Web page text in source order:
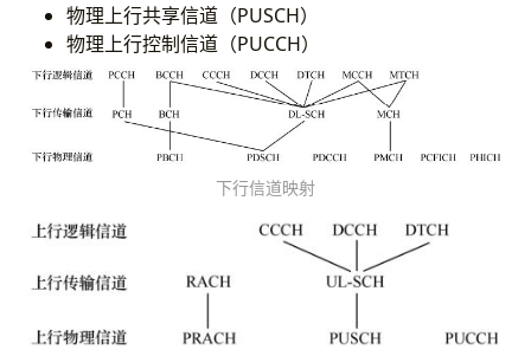
物理上行共享信道（PUSCH）
物理上行控制信道（PUCCH）
下行信道映射